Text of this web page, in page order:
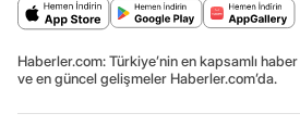
Haberler.com: Türkiye’nin en kapsamlı
ve en güncel gelişmeler Haberler.com’da.